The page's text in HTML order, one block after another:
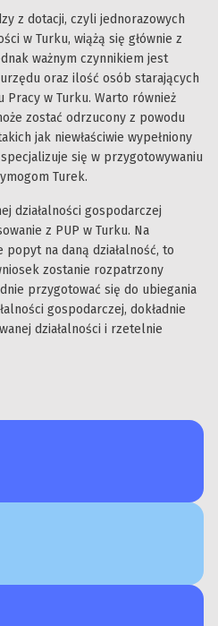
z dotacji, czyli jednorazowych
w Turku, wiążą się głównie z
ważnym czynnikiem jest
oraz ilość osób starających
Pracy w Turku. Warto również
zostać odrzucony z powodu
jak niewłaściwie wypełniony
się w przygotowywaniu
Turek.
działalności gospodarczej
z PUP w Turku. Na
popyt na daną działalność, to
zostanie rozpatrzony
przygotować się do ubiegania
gospodarczej, dokładnie
działalności i rzetelnie